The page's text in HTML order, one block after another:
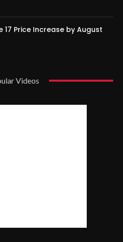
17 Price Increase by August
Videos